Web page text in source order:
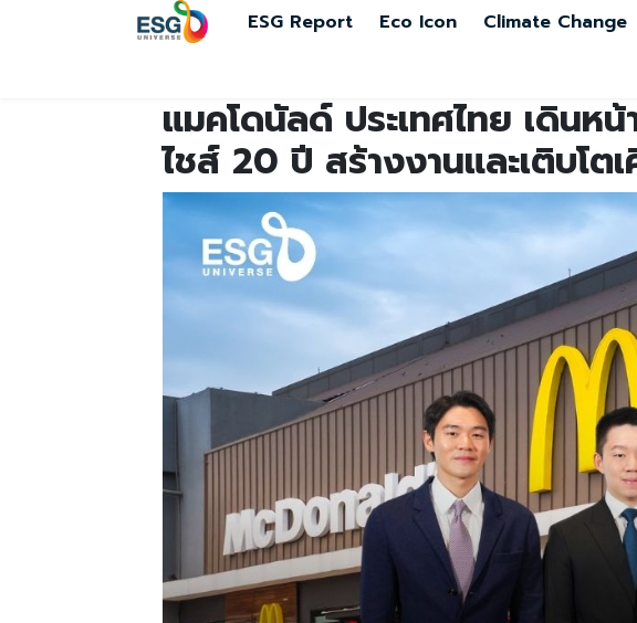
ESG Report Eco Icon Climate Change
แมคโดนัลด์ ประเทศไทย เดิน
ไชส์ 20 ปี สร้างงานและเติบโต